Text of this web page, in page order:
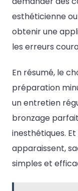
esthéticienne
obtenir une
les erreurs
En résumé, le
préparation
un entretien
bronzage
inesthétiques.
apparaissent,
simples et